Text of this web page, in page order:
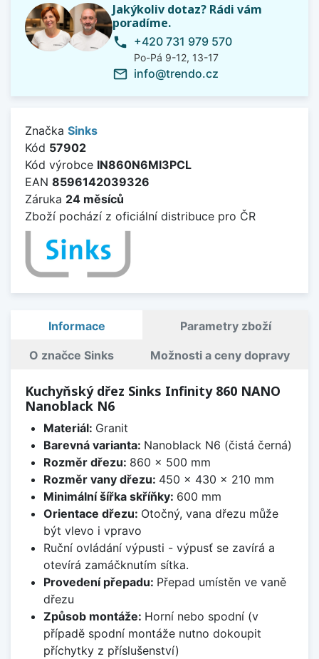
Jakýkoliv dotaz? Rádi vám
poradíme.
phone +420 731 979 570
Po-Pá 9-12, 13-17
mail_outline info@trendo.cz
Značka Sinks
Kód 57902
Kód výrobce IN860N6MI3PCL
EAN 8596142039326
Záruka 24 měsíců
Zboží pochází z oficiální distribuce pro ČR
Informace Parametry zboží
O značce Sinks Možnosti a ceny dopravy
Kuchyňský dřez Sinks Infinity 860 NANO
Nanoblack N6
Materiál: Granit
Barevná varianta: Nanoblack N6 (čistá černá)
Rozměr dřezu: 860 x 500 mm
Rozměr vany dřezu: 450 x 430 x 210 mm
Minimální šířka skříňky: 600 mm
Orientace dřezu: Otočný, vana dřezu může
být vlevo i vpravo
Ruční ovládání výpusti - výpusť se zavírá a
otevírá zamáčknutím sítka.
Provedení přepadu: Přepad umístěn ve vaně
dřezu
Způsob montáže: Horní nebo spodní (v
případě spodní montáže nutno dokoupit
příchytky z příslušenství)